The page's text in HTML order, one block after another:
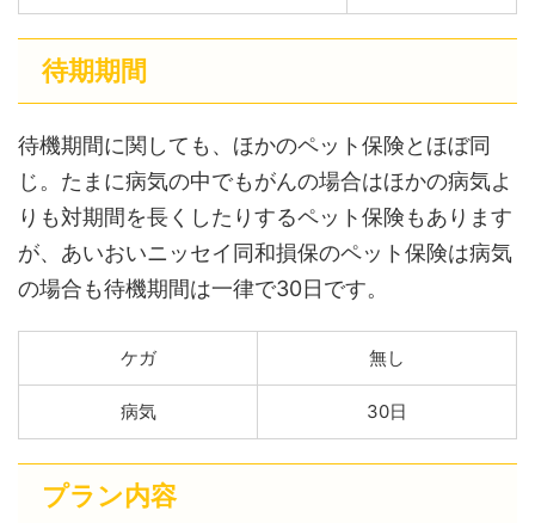
待期期間
待機期間に関しても、ほかのペット保険とほぼ同
じ。たまに病気の中でもがんの場合はほかの病気よ
りも対期間を長くしたりするペット保険もあります
が、あいおいニッセイ同和損保のペット保険は病気
の場合も待機期間は一律で30日です。
ケガ 無し
病気 30日
プラン内容